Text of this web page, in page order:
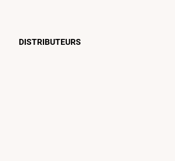
DISTRIBUTEURS